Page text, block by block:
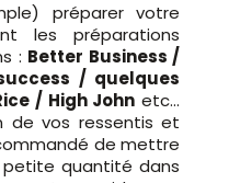
préparer votre
les préparations
: Better Business /
/ quelques
/ High John etc...
de vos ressentis et
de mettre
quantité dans